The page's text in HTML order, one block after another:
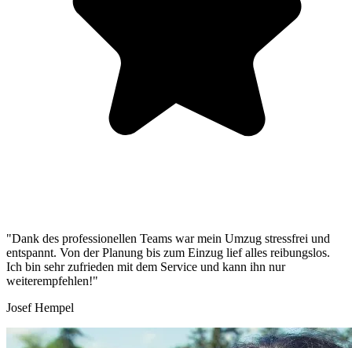
"Dank des professionellen Teams war mein Umzug stressfrei und
entspannt. Von der Planung bis zum Einzug lief alles reibungslos.
Ich bin sehr zufrieden mit dem Service und kann ihn nur
weiterempfehlen!"
Josef Hempel